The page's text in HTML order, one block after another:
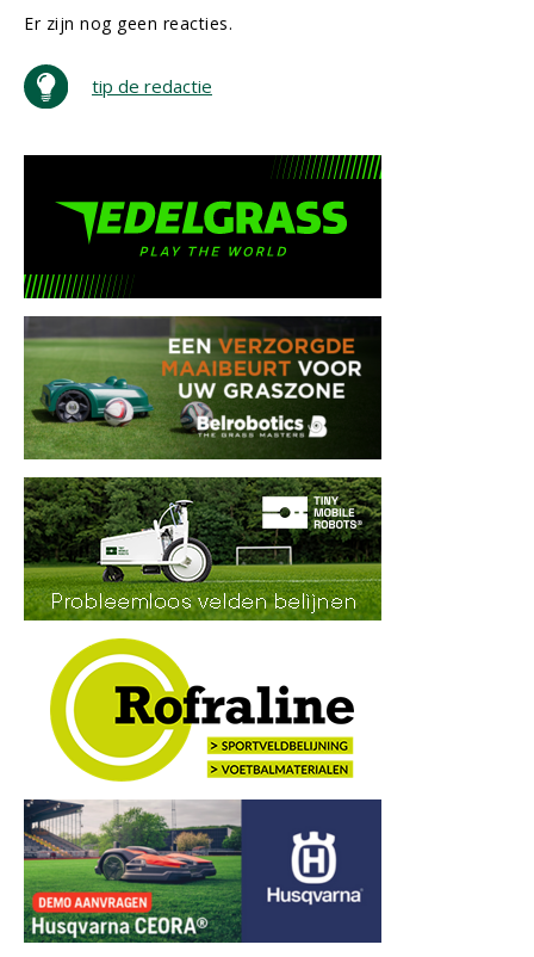
Er zijn nog geen reacties.
tip de redactie